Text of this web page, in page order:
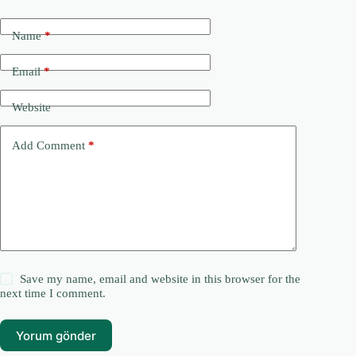
Name*
Email*
Website
Add Comment *
Save my name, email and website in this browser for the
next time I comment.
Yorum gönder